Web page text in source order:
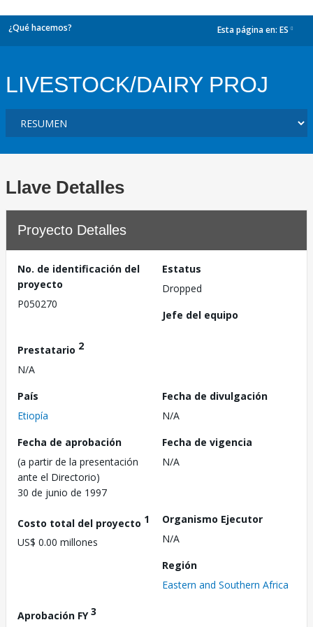
¿Qué hacemos? Esta página en: ES
LIVESTOCK/DAIRY PROJ
Llave Detalles
Proyecto Detalles
No. de identificación del
proyecto
P050270
Estatus
Dropped
Jefe del equipo
Prestatario 2
N/A
País
Etiopía
Fecha de divulgación
N/A
Fecha de aprobación
(a partir de la presentación
ante el Directorio)
30 de junio de 1997
Fecha de vigencia
N/A
Costo total del proyecto 1
US$ 0.00 millones
Organismo Ejecutor
N/A
Región
Eastern and Southern Africa
Aprobación FY3